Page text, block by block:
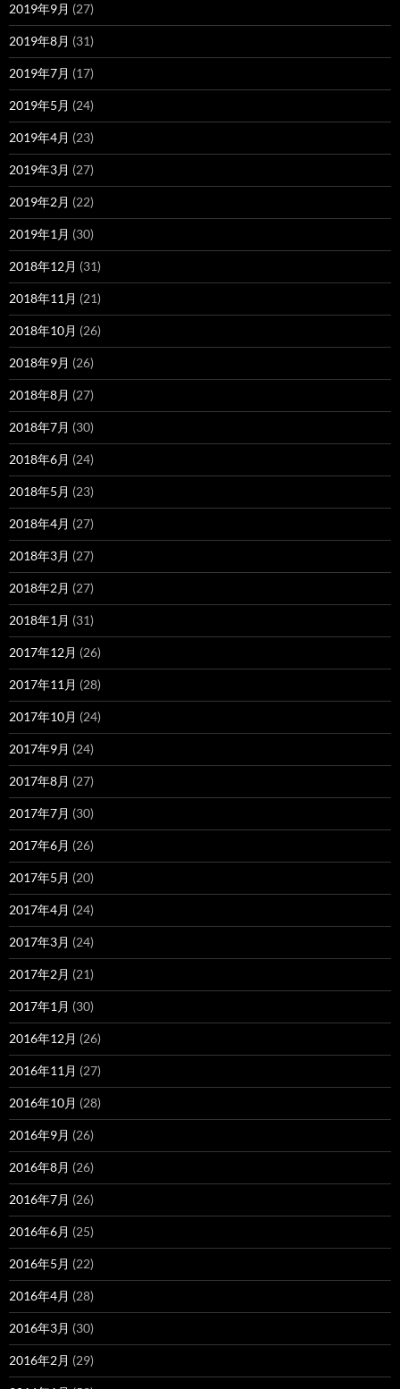
2019年9月 (27)
2019年8月 (31)
2019年7月 (17)
2019年5月 (24)
2019年4月 (23)
2019年3月 (27)
2019年2月 (22)
2019年1月 (30)
2018年12月 (31)
2018年11月 (21)
2018年10月 (26)
2018年9月 (26)
2018年8月 (27)
2018年7月 (30)
2018年6月 (24)
2018年5月 (23)
2018年4月 (27)
2018年3月 (27)
2018年2月 (27)
2018年1月 (31)
2017年12月 (26)
2017年11月 (28)
2017年10月 (24)
2017年9月 (24)
2017年8月 (27)
2017年7月 (30)
2017年6月 (26)
2017年5月 (20)
2017年4月 (24)
2017年3月 (24)
2017年2月 (21)
2017年1月 (30)
2016年12月 (26)
2016年11月 (27)
2016年10月 (28)
2016年9月 (26)
2016年8月 (26)
2016年7月 (26)
2016年6月 (25)
2016年5月 (22)
2016年4月 (28)
2016年3月 (30)
2016年2月 (29)